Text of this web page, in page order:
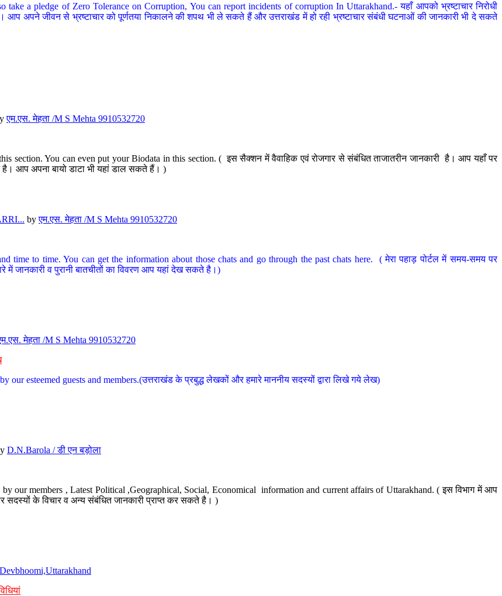
a pledge of Zero Tolerance on Corruption, You can report incidents of corruption In Uttarakhand.- यहाँ आपको भ्रष्टाचार निरोधी
अपने जीवन से भ्रष्टाचार को पूर्णतया निकालने की शपथ भी ले सकते हैं और उत्तराखंड में हो रही भ्रष्टाचार संबंधी घटनाओं की जानकारी भी दे सकते
एम.एस. मेहता /M S Mehta 9910532720
section. You can even put your Biodata in this section. ( इस सैक्शन में वैवाहिक एवं रोजगार से संबंधित ताजातरीन जानकारी है। आप यहाँ पर
आप अपना बायो डाटा भी यहां डाल सकते हैं। )
byएम.एस. मेहता /M S Mehta 9910532720
time to time. You can get the information about those chats and go through the past chats here. ( मेरा पहाड़ पोर्टल में समय-समय पर
में जानकारी व पुरानी बातचीतों का विवरण आप यहां देख सकते है।)
मेहता /M S Mehta 9910532720
esteemed guests and members.(उत्तराखंड के प्रबुद्ध लेखकों और हमारे माननीय सदस्यों द्वारा लिखे गये लेख)
D.N.Barola / डी एन बड़ोला
our members , Latest Political ,Geographical, Social, Economical information and current affairs of Uttarakhand. ( इस विभाग में आप
सदस्यों के विचार व अन्य संबंधित जानकारी प्राप्त कर सकते है। )
Devbhoomi,Uttarakhand